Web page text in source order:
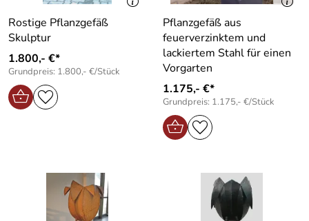
Rostige Pflanzgefäß
Skulptur
1.800,- €*
Grundpreis: 1.800,- €/Stück
Pflanzgefäß aus
feuerverzinktem und
lackiertem Stahl für einen
Vorgarten
1.175,- €*
Grundpreis: 1.175,- €/Stück